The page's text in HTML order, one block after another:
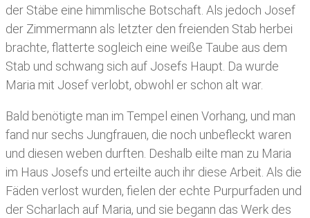
der Stäbe eine himmlische Botschaft. Als jedoch Josef
der Zimmermann als letzter den freienden Stab herbei
brachte, flatterte sogleich eine weiße Taube aus dem
Stab und schwang sich auf Josefs Haupt. Da wurde
Maria mit Josef verlobt, obwohl er schon alt war.
Bald benötigte man im Tempel einen Vorhang, und man
fand nur sechs Jungfrauen, die noch unbefleckt waren
und diesen weben durften. Deshalb eilte man zu Maria
im Haus Josefs und erteilte auch ihr diese Arbeit. Als die
Fäden verlost wurden, fielen der echte Purpurfaden und
der Scharlach auf Maria, und sie begann das Werk des